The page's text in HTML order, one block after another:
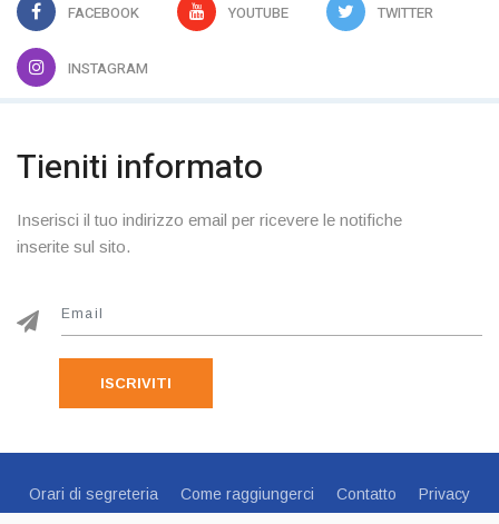
FACEBOOK YOUTUBE TWITTER
INSTAGRAM
Tieniti informato
Inserisci il tuo indirizzo email per ricevere le notifiche
inserite sul sito.
ISCRIVITI
Orari di segreteria Come raggiungerci Contatto
Privacy